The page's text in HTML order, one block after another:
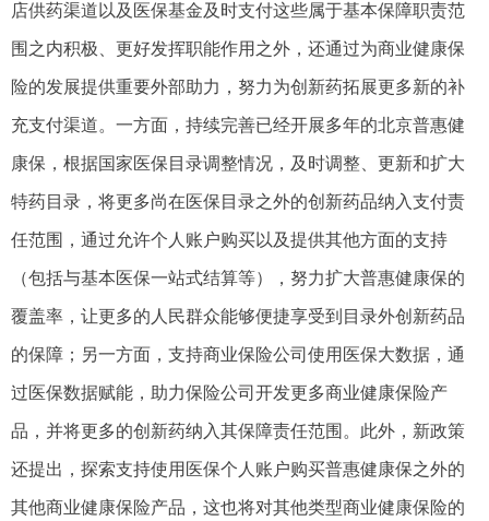
店供药渠道以及医保基金及时支付这些属于基本保障职责范
围之内积极、更好发挥职能作用之外，还通过为商业健康保
险的发展提供重要外部助力，努力为创新药拓展更多新的补
充支付渠道。一方面，持续完善已经开展多年的北京普惠健
康保，根据国家医保目录调整情况，及时调整、更新和扩大
特药目录，将更多尚在医保目录之外的创新药品纳入支付责
任范围，通过允许个人账户购买以及提供其他方面的支持
（包括与基本医保一站式结算等），努力扩大普惠健康保的
覆盖率，让更多的人民群众能够便捷享受到目录外创新药品
的保障；另一方面，支持商业保险公司使用医保大数据，通
过医保数据赋能，助力保险公司开发更多商业健康保险产
品，并将更多的创新药纳入其保障责任范围。此外，新政策
还提出，探索支持使用医保个人账户购买普惠健康保之外的
其他商业健康保险产品，这也将对其他类型商业健康保险的